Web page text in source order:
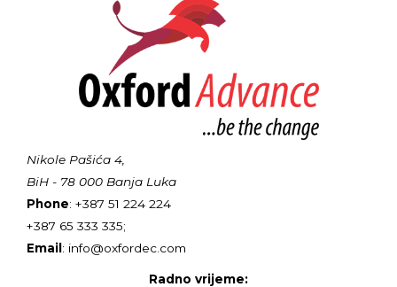
Nikole Pašića 4,
BiH - 78 000 Banja Luka
Phone: +387 51 224 224
+387 65 333 335;
Email: info@oxfordec.com
Radno vrijeme: